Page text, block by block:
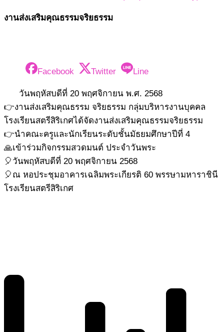
งานส่งเสริมคุณธรรมจริยธรรม
Facebook Twitter Line
วันพฤหัสบดีที่ 20 พฤศจิกายน พ.ศ. 2568
👉งานส่งเสริมคุณธรรม จริยธรรม กลุ่มบริหารงานบุคคล
โรงเรียนสตรีสิริเกศได้จัดงานส่งเสริมคุณธรรมจริยธรรม
👉นำคณะครูและนักเรียนระดับชั้นมัธยมศึกษาปีที่ 4
🙏เข้าร่วมกิจกรรมสวดมนต์ ประจำวันพระ
🎈วันพฤหัสบดีที่ 20 พฤศจิกายน 2568
🎈ณ หอประชุมอาคารเฉลิมพระเกียรติ 60 พรรษามหาราชินี
โรงเรียนสตรีสิริเกศ